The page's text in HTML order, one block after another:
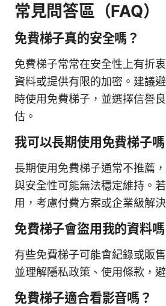
常見問答區（FAQ）
免費梯子真的安全嗎？
免費梯子常常在安全性上有折
資料或提供有限的加密。建議
時使用免費梯子，並選擇信譽
估。
我可以長期使用免費梯子嗎
長期使用免費梯子通常不推薦
與安全性可能無法穩定維持。
用，考慮付費方案或企業級解決
免費梯子會盜用我的資料嗎
有些免費梯子可能會紀錄或販
並理解隱私政策、使用條款，
免費梯子適合看影音嗎？